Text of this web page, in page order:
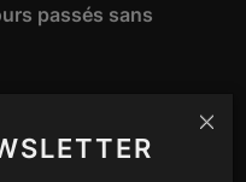
passés sans